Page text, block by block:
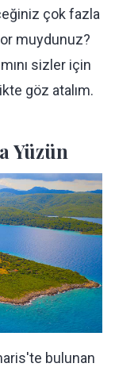
çok fazla
muydunuz?
sizler için
göz atalım.
Yüzün
bulunan